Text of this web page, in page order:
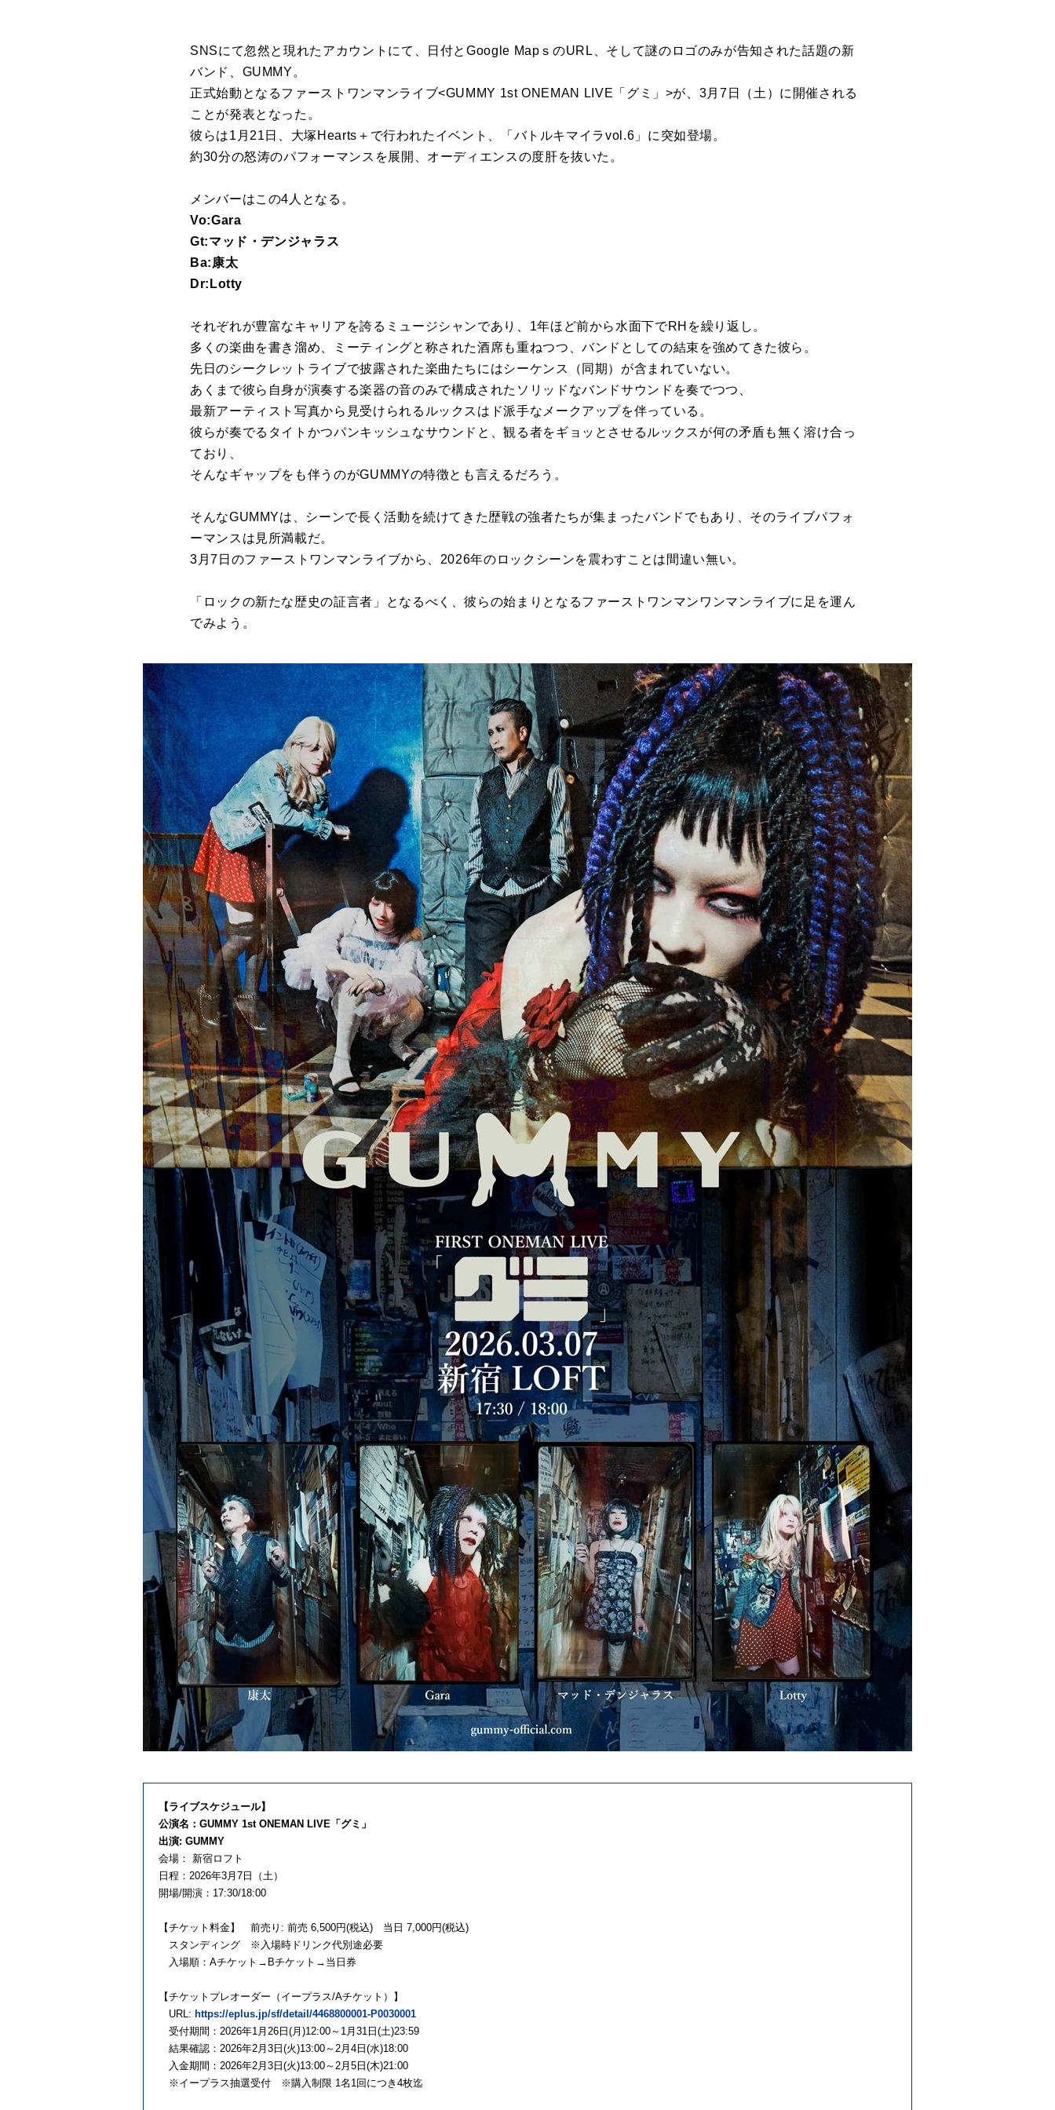
SNSにて忽然と現れたアカウントにて、日付とGoogle MapｓのURL、そして謎のロゴのみが告知された話題の新
バンド、GUMMY。
正式始動となるファーストワンマンライブ<GUMMY 1st ONEMAN LIVE「グミ」>が、3月7日（土）に開催される
ことが発表となった。
彼らは1月21日、大塚Hearts＋で行われたイベント、「バトルキマイラvol.6」に突如登場。
約30分の怒涛のパフォーマンスを展開、オーディエンスの度肝を抜いた。
メンバーはこの4人となる。
Vo:Gara
Gt:マッド・デンジャラス
Ba:康太
Dr:Lotty
それぞれが豊富なキャリアを誇るミュージシャンであり、1年ほど前から水面下でRHを繰り返し。
多くの楽曲を書き溜め、ミーティングと称された酒席も重ねつつ、バンドとしての結束を強めてきた彼ら。
先日のシークレットライブで披露された楽曲たちにはシーケンス（同期）が含まれていない。
あくまで彼ら自身が演奏する楽器の音のみで構成されたソリッドなバンドサウンドを奏でつつ、
最新アーティスト写真から見受けられるルックスはド派手なメークアップを伴っている。
彼らが奏でるタイトかつパンキッシュなサウンドと、観る者をギョッとさせるルックスが何の矛盾も無く溶け合っ
ており、
そんなギャップをも伴うのがGUMMYの特徴とも言えるだろう。
そんなGUMMYは、シーンで長く活動を続けてきた歴戦の強者たちが集まったバンドでもあり、そのライブパフォ
ーマンスは見所満載だ。
3月7日のファーストワンマンライブから、2026年のロックシーンを震わすことは間違い無い。
「ロックの新たな歴史の証言者」となるべく、彼らの始まりとなるファーストワンマンワンマンライブに足を運ん
でみよう。
【ライブスケジュール】
公演名：GUMMY 1st ONEMAN LIVE「グミ」
出演: GUMMY
会場： 新宿ロフト
日程：2026年3月7日（土）
開場/開演：17:30/18:00
【チケット料金】 前売り: 前売 6,500円(税込) 当日 7,000円(税込)
スタンディング ※入場時ドリンク代別途必要
入場順：Aチケット→Bチケット→当日券
【チケットプレオーダー（イープラス/Aチケット）】
URL: https://eplus.jp/sf/detail/4468800001-P0030001
受付期間：2026年1月26日(月)12:00～1月31日(土)23:59
結果確認：2026年2月3日(火)13:00～2月4日(水)18:00
入金期間：2026年2月3日(火)13:00～2月5日(木)21:00
※イープラス抽選受付 ※購入制限 1名1回につき4枚迄